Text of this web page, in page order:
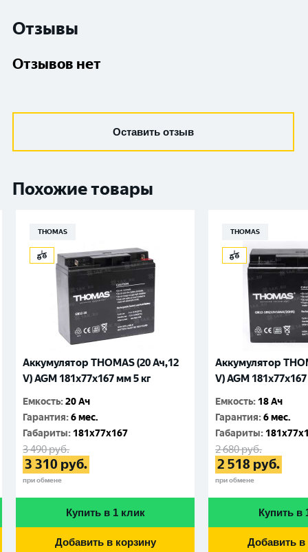
Отзывы
Отзывов нет
Оставить отзыв
Похожие товары
THOMAS
Аккумулятор THOMAS (20 Ач,12
V) AGM 181x77x167 мм 5 кг
Емкость:20 Ач
Гарантия:6 мес.
Габариты: 181x77x167
3 490руб.
3 310 руб.
при обмене
Купить в 1 клик
Добавить в корзину
THOMAS
Аккумулятор
V) AGM
Емкость: 18 Ач
Гарантия:6 мес.
Габариты:
2 680руб.
2 518 руб.
при обмене
Купить в
Добавить в